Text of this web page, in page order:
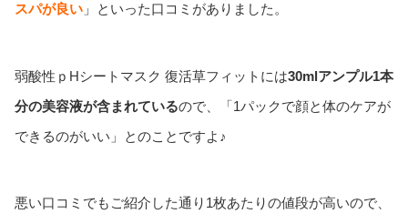
スパが良い 」といった口コミがありました。
弱酸性ｐHシートマスク 復活草フィットには30mlアンプル1本
分の美容液が含まれているので、「1パックで顔と体のケアが
できるのがいい」とのことですよ♪
悪い口コミでもご紹介した通り1枚あたりの値段が高いので、